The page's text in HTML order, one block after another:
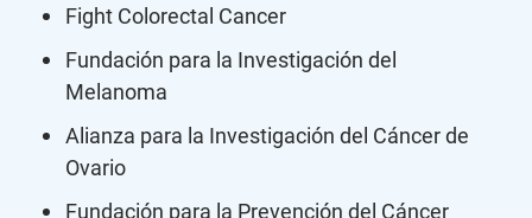
Fight Colorectal Cancer
Fundación para la Investigación del
Melanoma
Alianza para la Investigación del Cáncer de
Ovario
Fundación para la Prevención del Cáncer